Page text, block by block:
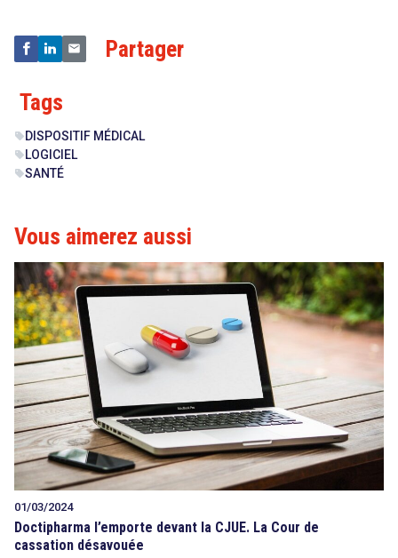
Partager
Tags
sell DISPOSITIF MÉDICAL
sell LOGICIEL
sellSANTÉ
Vous aimerez aussi
01/03/2024
Doctipharma l’emporte devant la CJUE. La Cour de
cassation désavouée